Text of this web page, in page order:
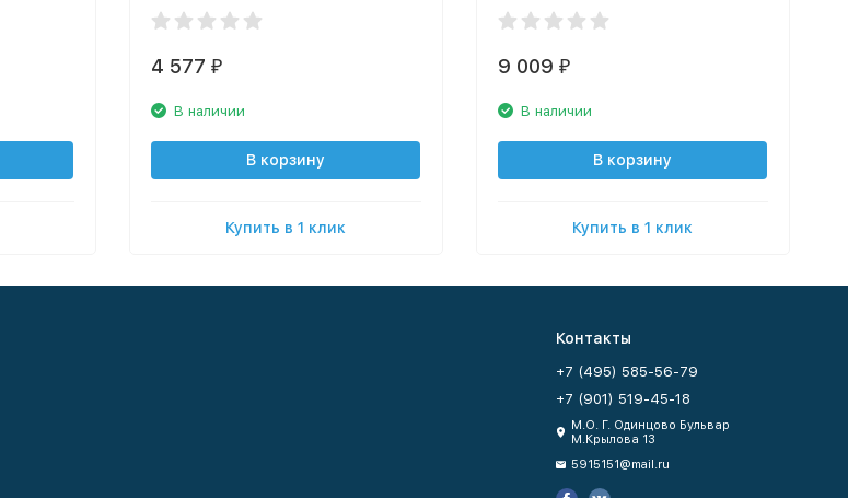
4 577 ₽
В наличии
В корзину
Купить в 1 клик
9 009 ₽
В наличии
В корзину
Купить в 1 клик
Контакты
+7 (495) 585-56-79
+7 (901) 519-45-18
М.О. Г. Одинцово Бульвар
М.Крылова 13
5915151@mail.ru